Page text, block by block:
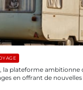
la plateforme ambitionne
en offrant de nouvelles